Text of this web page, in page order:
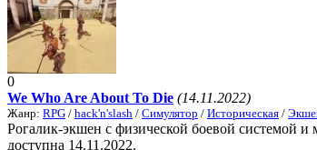
0
We Who Are About To Die (14.11.2022)
Жанр: RPG / hack'n'slash / Симулятор / Историческая /
Рогалик-экшен с физической боевой системой
доступна 14.11.2022.